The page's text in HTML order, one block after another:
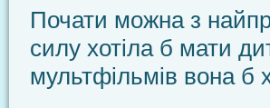
Почати можна з
силу хотіла б мати
мультфільмів вона б